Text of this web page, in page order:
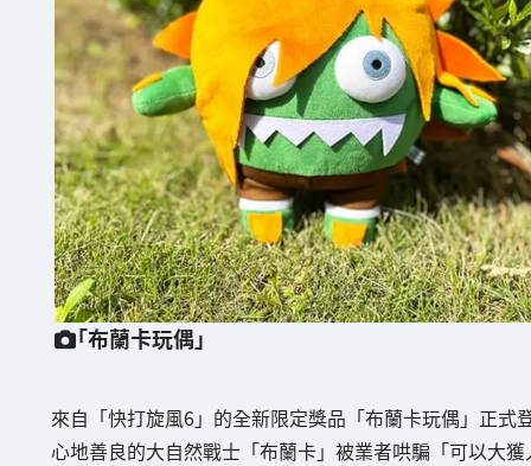
「布蘭卡玩偶」
來自「快打旋風6」的全新限定獎品「布蘭卡玩偶」正式
心地善良的大自然戰士「布蘭卡」被業者哄騙「可以大